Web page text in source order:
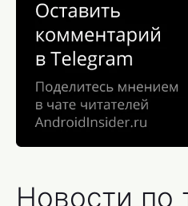
Новости по